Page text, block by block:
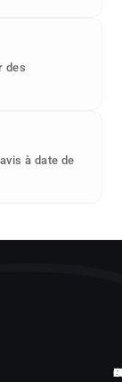
des
à date de